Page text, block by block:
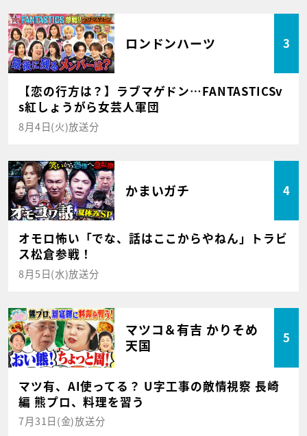
ロンドンハーツ 3
【恋の行方は？】ラブマゲドン…FANTASTICSv
s紅しょうがら女芸人軍団
8月4日(火)放送分
かまいガチ 4
オモロ怖い「でな、話はここからやねん」トラビ
ス松倉参戦！
8月5日(水)放送分
マツコ＆有吉 かりそめ
天国
5
マツ有、AI使ってる？ U字工事の敵情視察 長崎
編 熊プロ、料理を習う
7月31日(金)放送分